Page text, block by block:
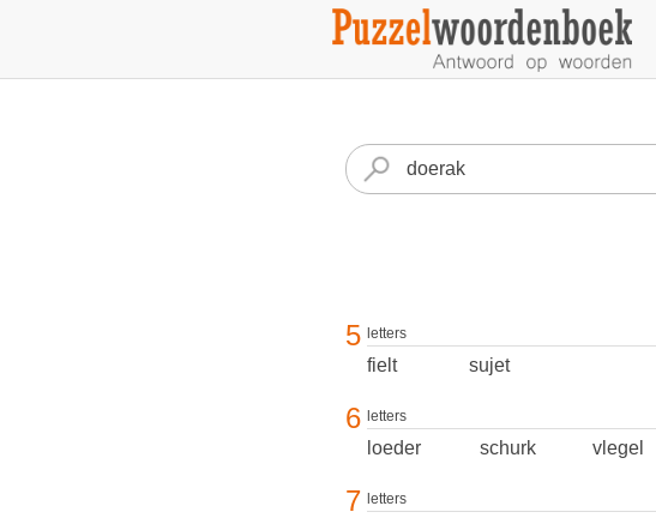
5 letters
fielt sujet
6 letters
loeder schurk vlegel
7 letters